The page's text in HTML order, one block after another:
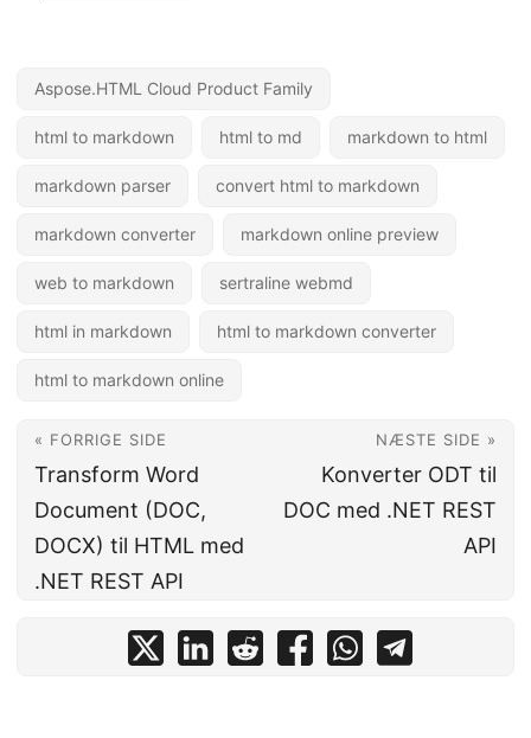
Aspose.HTML Cloud Product Family
html to markdown html to md markdown to html
markdown parser convert html to markdown
markdown converter markdown online preview
web to markdown sertraline webmd
html in markdown html to markdown converter
html to markdown online
« FORRIGE SIDE
Transform Word
Document (DOC,
DOCX) til HTML med
.NET REST API
NÆSTE SIDE »
Konverter ODT til
DOC med .NET REST
API